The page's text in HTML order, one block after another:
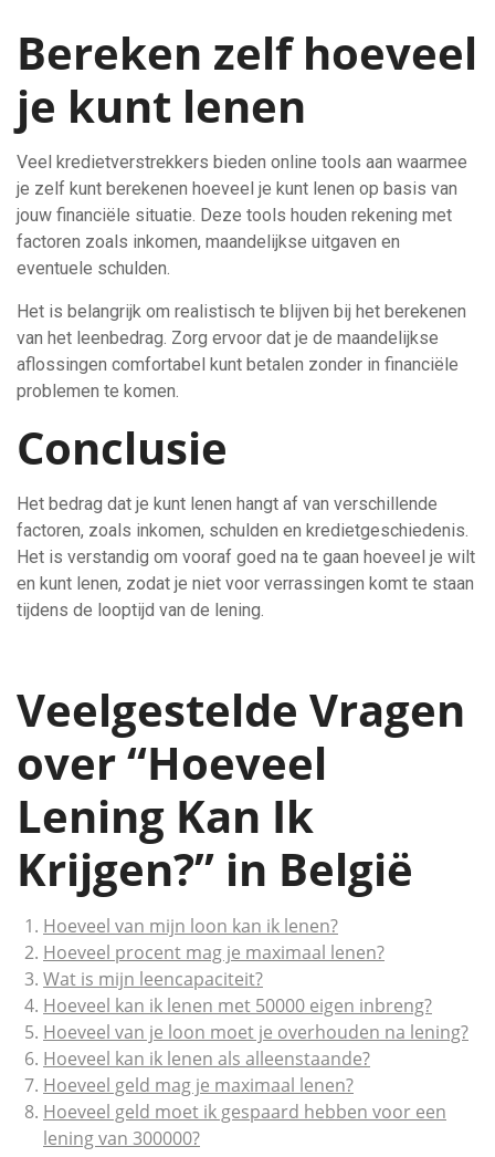
Bereken zelf hoeveel
je kunt lenen
Veel kredietverstrekkers bieden online tools aan waarmee
je zelf kunt berekenen hoeveel je kunt lenen op basis van
jouw financiële situatie. Deze tools houden rekening met
factoren zoals inkomen, maandelijkse uitgaven en
eventuele schulden.
Het is belangrijk om realistisch te blijven bij het berekenen
van het leenbedrag. Zorg ervoor dat je de maandelijkse
aflossingen comfortabel kunt betalen zonder in financiële
problemen te komen.
Conclusie
Het bedrag dat je kunt lenen hangt af van verschillende
factoren, zoals inkomen, schulden en kredietgeschiedenis.
Het is verstandig om vooraf goed na te gaan hoeveel je wilt
en kunt lenen, zodat je niet voor verrassingen komt te staan
tijdens de looptijd van de lening.
Veelgestelde Vragen
over “Hoeveel
Lening Kan Ik
Krijgen?” in België
Hoeveel van mijn loon kan ik lenen?
Hoeveel procent mag je maximaal lenen?
Wat is mijn leencapaciteit?
Hoeveel kan ik lenen met 50000 eigen inbreng?
Hoeveel van je loon moet je overhouden na lening?
Hoeveel kan ik lenen als alleenstaande?
Hoeveel geld mag je maximaal lenen?
Hoeveel geld moet ik gespaard hebben voor een
lening van 300000?